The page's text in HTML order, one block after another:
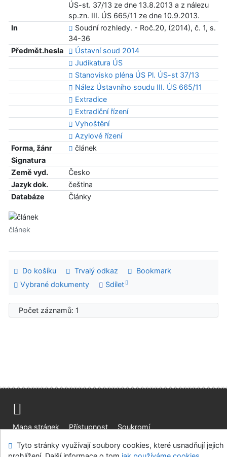
ÚS-st. 37/13 ze dne 13.8.2013 a z nálezu
sp.zn. III. ÚS 665/11 ze dne 10.9.2013.
In
Soudní rozhledy. - Roč.20, (2014), č. 1, s.
34-36
Předmět.hesla
Ústavní soud 2014
Judikatura ÚS
Stanovisko pléna ÚS Pl. ÚS-st 37/13
Nález Ústavního soudu III. ÚS 665/11
Extradice
Extradiční řízení
Vyhoštění
Azylové řízení
Forma, žánr
článek
Signatura
Země vyd.
Česko
Jazyk dok.
čeština
Databáze
Články
článek
Do košíku Trvalý odkaz
Bookmark
Vybrané dokumenty
Sdílet
Počet záznamů: 1
Mapa stránek Přístupnost
Soukromí
Modul OpenSearch
Napište nám Nastavení cookies
Tyto stránky využívají soubory cookies, které usnadňují jejich